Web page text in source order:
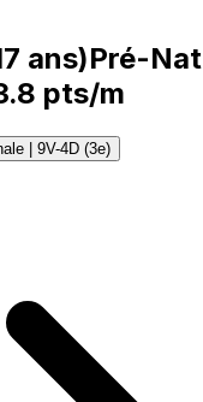
ans)Pré-Nat
pts/m
| 9V-4D (3e)